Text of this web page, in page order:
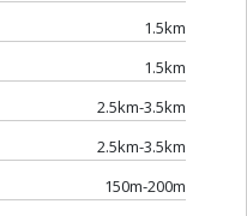
1.5km
1.5km
2.5km-3.5km
2.5km-3.5km
150m-200m